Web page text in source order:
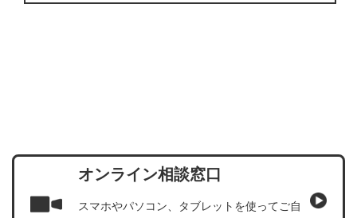
までご連絡ください。 株式会社ビルドアート 神奈川県相
オンライン相談窓口
スマホやパソコン、タブレットを使ってご自